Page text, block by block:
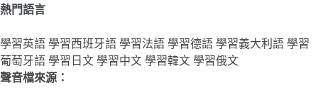
熱門語言
學習英語學習西班牙語學習法語學習德語學習義大利語學習
葡萄牙語學習日文學習中文學習韓文學習俄文
聲音檔來源：